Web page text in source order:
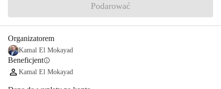
Podarować
Organizatorem
Kamal El Mokayad
Beneficjentinfo
Kamal El Mokayad